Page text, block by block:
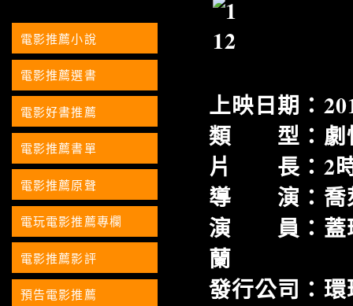
上映日期：
類 型：劇
片 長：2時
導 演：喬
演 員：蓋瑞
蘭
發行公司：
電影推薦小說
電影推薦選書
電影好書推薦
電影推薦書單
電影推薦原聲
電玩電影推薦專欄
電影推薦影評
預告電影推薦